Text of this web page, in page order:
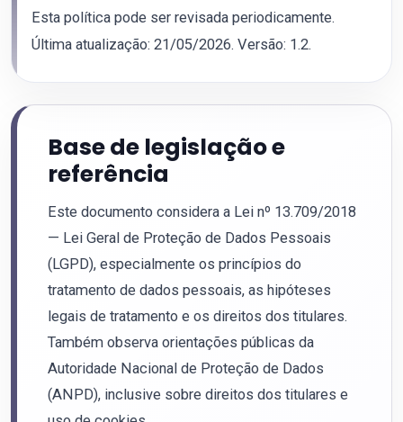
Esta política pode ser revisada periodicamente.
Última atualização: 21/05/2026. Versão: 1.2.
Base de legislação e
referência
Este documento considera a Lei nº 13.709/2018
— Lei Geral de Proteção de Dados Pessoais
(LGPD), especialmente os princípios do
tratamento de dados pessoais, as hipóteses
legais de tratamento e os direitos dos titulares.
Também observa orientações públicas da
Autoridade Nacional de Proteção de Dados
(ANPD), inclusive sobre direitos dos titulares e